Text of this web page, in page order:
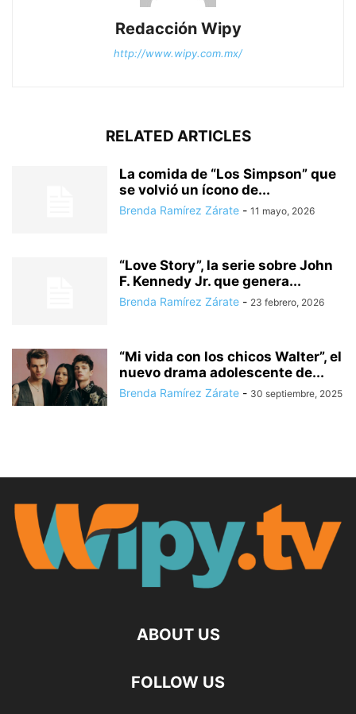
Redacción Wipy
http://www.wipy.com.mx/
RELATED ARTICLES
La comida de “Los Simpson” que
se volvió un ícono de...
Brenda Ramírez Zárate - 11 mayo, 2026
“Love Story”, la serie sobre John
F. Kennedy Jr. que genera...
Brenda Ramírez Zárate - 23 febrero, 2026
“Mi vida con los chicos Walter”, el
nuevo drama adolescente de...
Brenda Ramírez Zárate - 30 septiembre, 2025
ABOUT US
FOLLOW US